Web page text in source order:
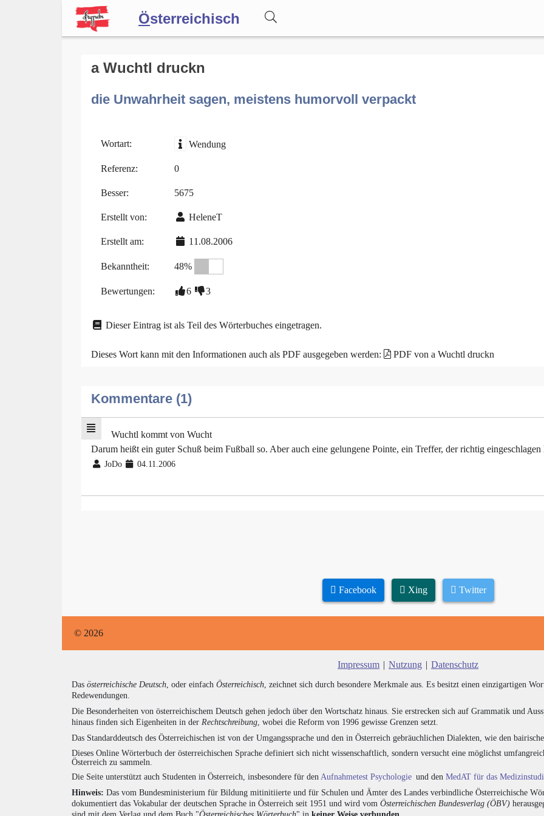
Österreichisch
Forum
Blog
a Wuchtl druckn
die Unwahrheit sagen, meistens humorvoll verpackt
Wortart: Wendung
Referenz: 0
Besser: 5675
Erstellt von: HeleneT
Erstellt am: 11.08.2006
Bekanntheit: 48%
Bewertungen: 6 3
Dieser Eintrag ist als Teil des Wörterbuches eingetragen.
Dieses Wort kann mit den Informationen auch als PDF ausgegeben werden: PDF von a Wuchtl druckn
Kommentare (1)
Wuchtl kommt von Wucht
Darum heißt ein guter Schuß beim Fußball so. Aber auch eine gelungene Pointe, ein Treffer, der richtig eingeschlagen
JoDo 04.11.2006
Facebook Xing Twitter
© 2026
Impressum | Nutzung | Datenschutz
Das österreichische Deutsch , oder einfach Österreichisch , zeichnet sich durch besondere Merkmale aus. Es besitzt einen einzigartigen
Redewendungen.
Die Besonderheiten von österreichischem Deutsch gehen jedoch über den Wortschatz hinaus. Sie erstrecken sich auf Grammatik und
hinaus finden sich Eigenheiten in der Rechtschreibung , wobei die Reform von 1996 gewisse Grenzen setzt.
Das Standarddeutsch des Österreichischen ist von der Umgangssprache und den in Österreich gebräuchlichen Dialekten, wie den
Dieses Online Wörterbuch der österreichischen Sprache definiert sich nicht wissenschaftlich, sondern versucht eine möglichst
Österreich zu sammeln.
Die Seite unterstützt auch Studenten in Österreich, insbesondere für den Aufnahmetest Psychologie und den MedAT für das
Hinweis: Das vom Bundesministerium für Bildung mitinitiierte und für Schulen und Ämter des Landes verbindliche Österreichische
dokumentiert das Vokabular der deutschen Sprache in Österreich seit 1951 und wird vom Österreichischen Bundesverlag (ÖBV)